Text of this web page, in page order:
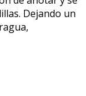
Dejando un